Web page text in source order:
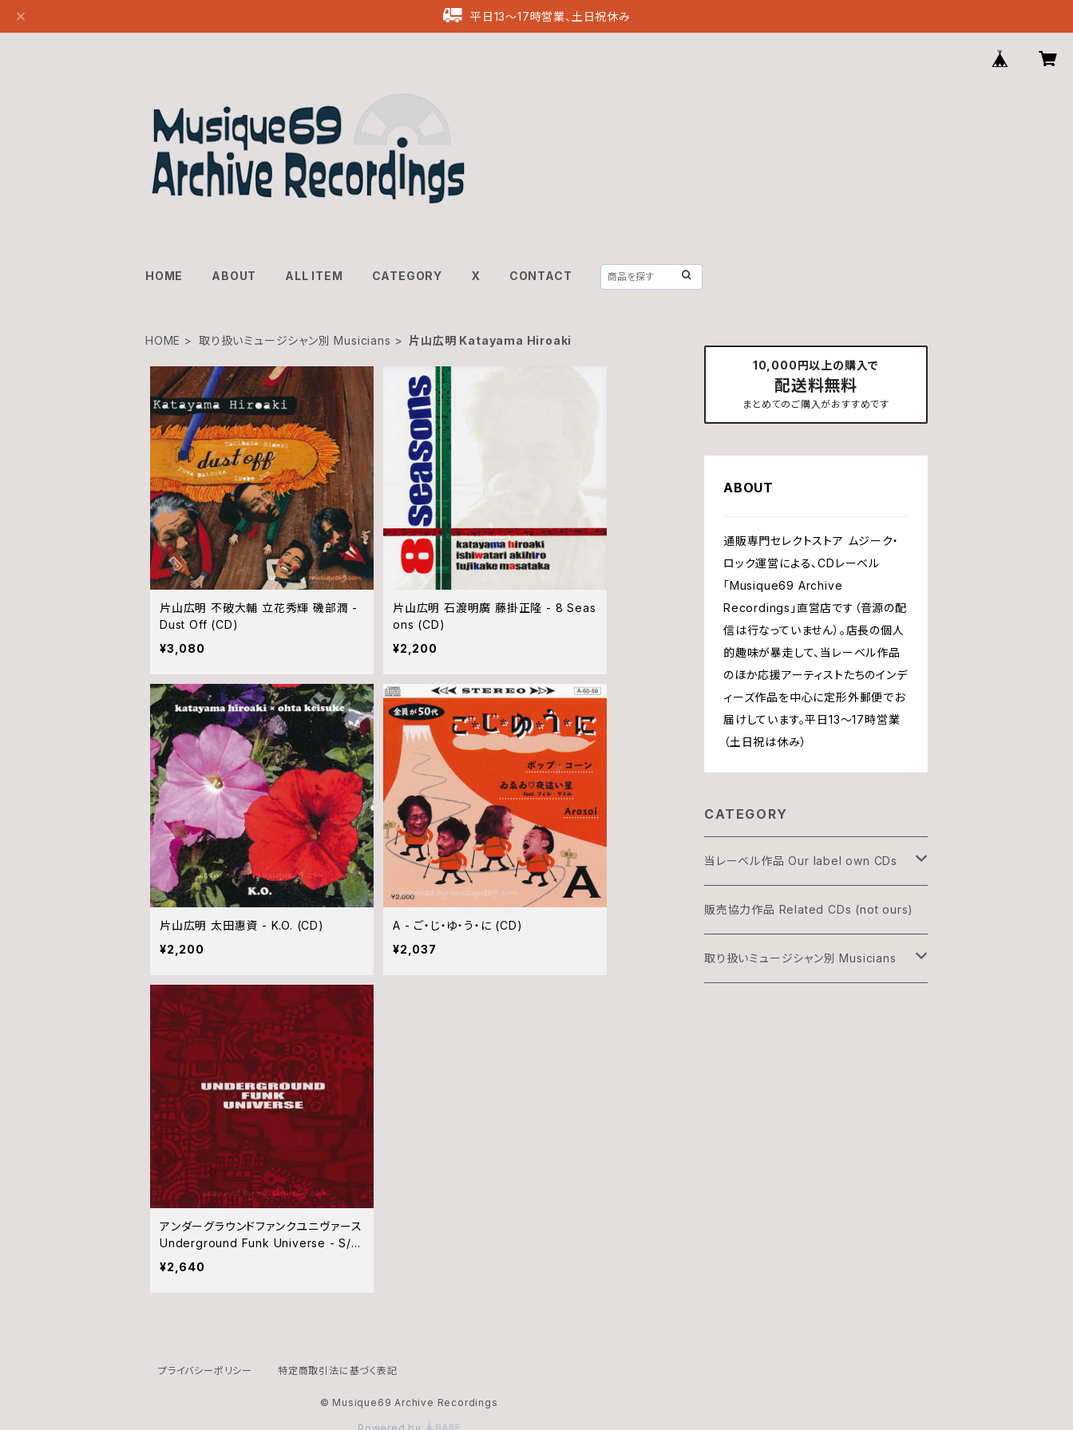
平日13〜17時営業、土日祝休み
HOME ABOUT ALL ITEM CATEGORY X CONTACT
HOME 取り扱いミュージシャン別 Musicians 片山広明 Katayama Hiroaki
片山広明 不破大輔 立花秀輝 磯部潤 -
Dust Off (CD)
¥3,080
片山広明 石渡明廣 藤掛正隆 - 8 Seas
ons (CD)
¥2,200
片山広明 太田惠資 - K.O. (CD)
¥2,200
A - ご・じ・ゆ・う・に (CD)
¥2,037
アンダーグラウンドファンクユニヴァース
Underground Funk Universe - S/T
(CD)
¥2,640
10,000円以上の購入で
配送料無料
まとめてのご購入がおすすめです
ABOUT
通販専門セレクトストア ムジーク・
ロック運営による、CDレーベル
「Musique69 Archive
Recordings」直営店です（音源の配
信は行なっていません）。店長の個人
的趣味が暴走して、当レーベル作品
のほか応援アーティストたちのインデ
ィーズ作品を中心に定形外郵便でお
届けしています。平日13〜17時営業
（土日祝は休み）
CATEGORY
当レーベル作品 Our label own CDs
DOGON
THREE & ONLY
販売協力作品 Related CDs (not ours)
取り扱いミュージシャン別 Musicians
プライバシーポリシー 特定商取引法に基づく表記
© Musique69 Archive Recordings